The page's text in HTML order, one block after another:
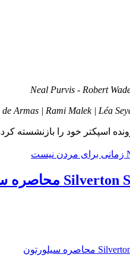
Neal Purvis - Robert
Armas | Rami Malek | Léa